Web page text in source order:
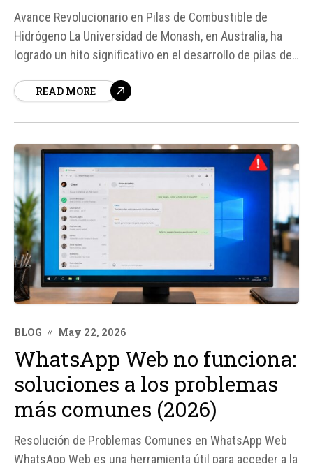
Avance Revolucionario en Pilas de Combustible de
Hidrógeno La Universidad de Monash, en Australia, ha
logrado un hito significativo en el desarrollo de pilas de
ser una alternativa viable a los combustibles fósiles.
READ MORE
BLOG May 22, 2026
WhatsApp Web no funciona:
soluciones a los problemas
más comunes (2026)
Resolución de Problemas Comunes en WhatsApp Web
WhatsApp Web es una herramienta útil para acceder a la